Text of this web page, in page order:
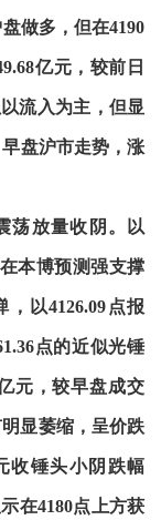
做多，但在4190
亿元，较前日
流入为主，但显
盘沪市走势，涨
荡放量收阴。以
本博预测强支撑
，以4126.09点报
点的近似光锤
元，较早盘成交
显萎缩，呈价跌
收锤头小阴跌幅
在4180点上方获